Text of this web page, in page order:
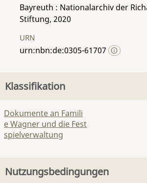
Bayreuth : Nationalarchiv der
Stiftung, 2020
URN
urn:nbn:de:0305-61707
Klassifikation
Dokumente an Famili
e Wagner und die Fest
spielverwaltung
Nutzungsbedingungen